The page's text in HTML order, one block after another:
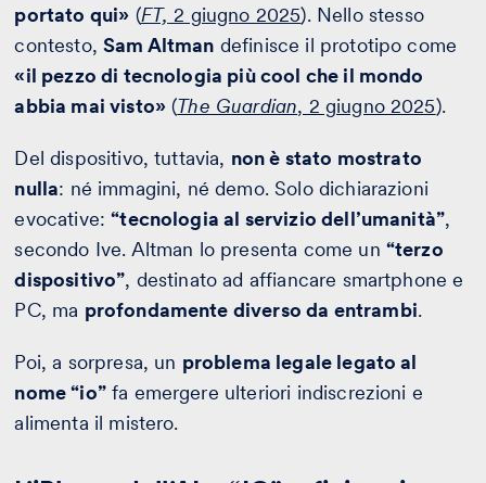
portato qui» (FT, 2 giugno 2025). Nello stesso
contesto,Sam Altman definisce il prototipo come
«il pezzo di tecnologia più cool che il mondo
abbia mai visto» (The Guardian, 2 giugno 2025).
Del dispositivo, tuttavia, non è stato mostrato
nulla: né immagini, né demo. Solo dichiarazioni
evocative:“tecnologia al servizio dell’umanità”,
secondo Ive. Altman lo presenta come un “terzo
dispositivo”, destinato ad affiancare smartphone e
PC, ma profondamente diverso da entrambi.
Poi, a sorpresa, un problema legale legato al
nome “io”fa emergere ulteriori indiscrezioni e
alimenta il mistero.